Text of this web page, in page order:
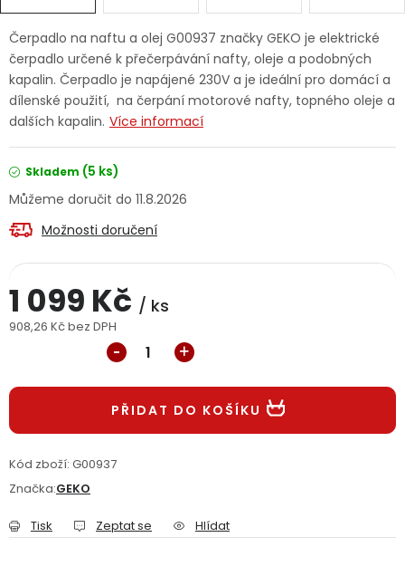
Značky
Servis nářadí Hodnocení obchodu
Reklamační formulář Odstoupení ve lhůtě 14 dní
Obchodní podmínky Reklamační řád
Čerpadlo na naftu a olej G00937 značky GEKO je elektrické
čerpadlo určené k přečerpávání nafty, oleje a podobných
kapalin. Čerpadlo je napájené 230V a je ideální pro domácí a
dílenské použití, na čerpání motorové nafty, topného oleje a
dalších kapalin. Více informací
Skladem (5 ks)
11.8.2026
Možnosti doručení
1 099 Kč / ks
908,26 Kč bez DPH
PŘIDAT DO KOŠÍKU
Kód zboží: G00937
Značka:GEKO
Tisk Zeptat se Hlídat